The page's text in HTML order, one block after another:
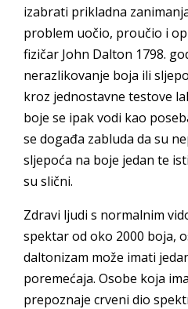
izabrati prikladna
problem uočio, proučio i
fizičar John Dalton 1798.
nerazlikovanje boja ili
kroz jednostavne testove
boje se ipak vodi kao
se događa zabluda da su
sljepoća na boje jedan te
su slični.
Zdravi ljudi s normalnim
spektar od oko 2000 boja,
daltonizam može imati
poremećaja. Osobe koja
prepoznaje crveni dio